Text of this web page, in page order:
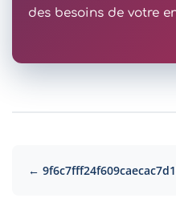
des besoins de votre
←